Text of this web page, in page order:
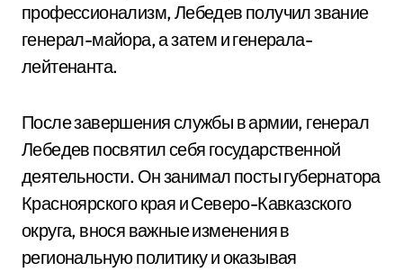
профессионализм, Лебедев получил звание
генерал-майора, а затем и генерала-
лейтенанта.
После завершения службы в армии, генерал
Лебедев посвятил себя государственной
деятельности. Он занимал посты губернатора
Красноярского края и Северо-Кавказского
округа, внося важные изменения в
региональную политику и оказывая